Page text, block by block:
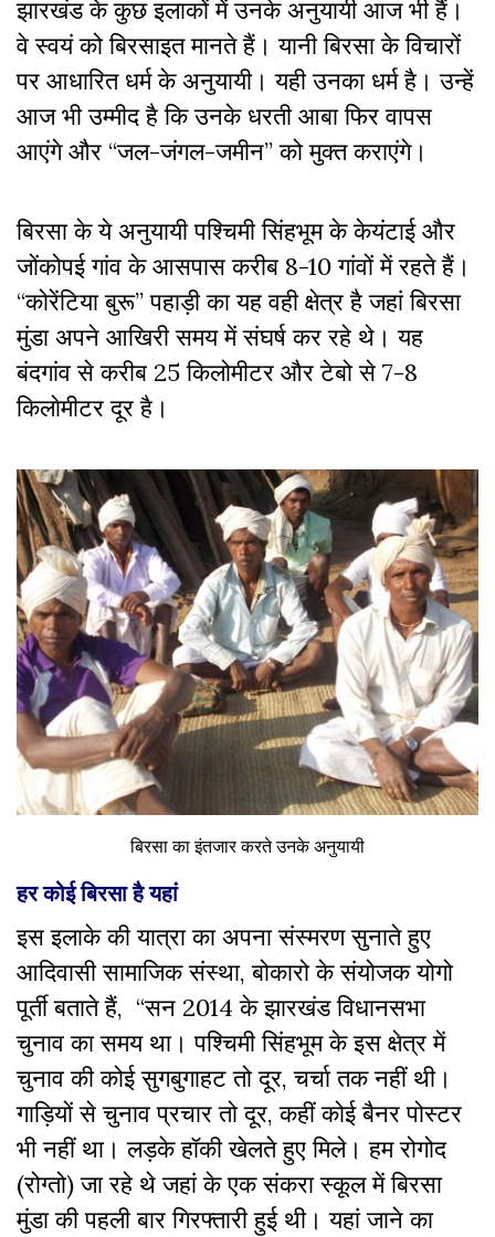
झारखंड के कुछ इलाकों में उनके अनुयायी आज भी हैं।
वे स्वयं को बिरसाइत मानते हैं। यानी बिरसा के विचारों
पर आधारित धर्म के अनुयायी। यही उनका धर्म है। उन्हें
आज भी उम्मीद है कि उनके धरती आबा फिर वापस
आएंगे और “जल-जंगल-जमीन” को मुक्त कराएंगे।
बिरसा के ये अनुयायी पश्चिमी सिंहभूम के केयंटाई और
जोंकोपई गांव के आसपास करीब 8-10 गांवों में रहते हैं।
“कोरेंटिया बुरू” पहाड़ी का यह वही क्षेत्र है जहां बिरसा
मुंडा अपने आखिरी समय में संघर्ष कर रहे थे। यह
बंदगांव से करीब 25 किलोमीटर और टेबो से 7-8
किलाेमीटर दूर है।
बिरसा का इंतजार करते उनके अनुयायी
हर कोई बिरसा है यहां
इस इलाके की यात्रा का अपना संस्मरण सुनाते हुए
आदिवासी सामाजिक संस्था, बोकारो के संयोजक योगो
पूर्ती बताते हैं, “सन 2014 के झारखंड विधानसभा
चुनाव का समय था। पश्चिमी सिंहभूम के इस क्षेत्र में
चुनाव की कोई सुगबुगाहट तो दूर, चर्चा तक नहीं थी।
गाड़ियों से चुनाव प्रचार तो दूर, कहीं कोई बैनर पोस्टर
भी नहीं था। लड़के हॉकी खेलते हुए मिले। हम रोगोद
(रोग्तो) जा रहे थे जहां के एक संकरा स्कूल में बिरसा
मुंडा की पहली बार गिरफ्तारी हुई थी। यहां जाने का